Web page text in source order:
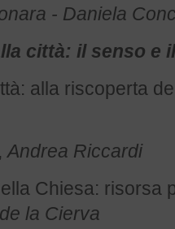
- Daniela
città: il senso
alla riscoperta
Andrea Riccardi
Chiesa: risorsa
la Cierva